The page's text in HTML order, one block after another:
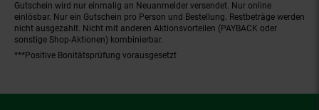
Gutschein wird nur einmalig an Neuanmelder versendet. Nur online
einlösbar. Nur ein Gutschein pro Person und Bestellung. Restbeträge werden
nicht ausgezahlt. Nicht mit anderen Aktionsvorteilen (PAYBACK oder
sonstige Shop-Aktionen) kombinierbar.
***Positive Bonitätsprüfung vorausgesetzt